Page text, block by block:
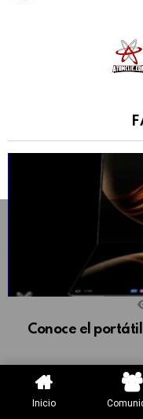
Conoce el
Inicio